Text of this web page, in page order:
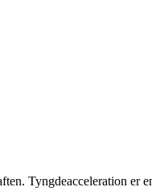
Tyngdeacceleration er